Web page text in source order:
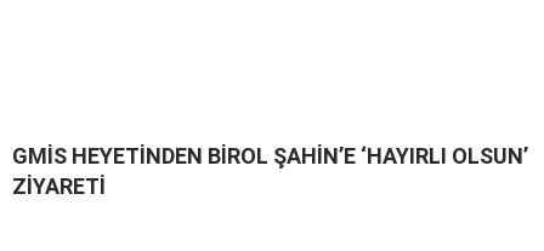
GMİS HEYETİNDEN BİROL ŞAHİN’E ‘HAYIRLI OLSUN’
ZİYARETİ